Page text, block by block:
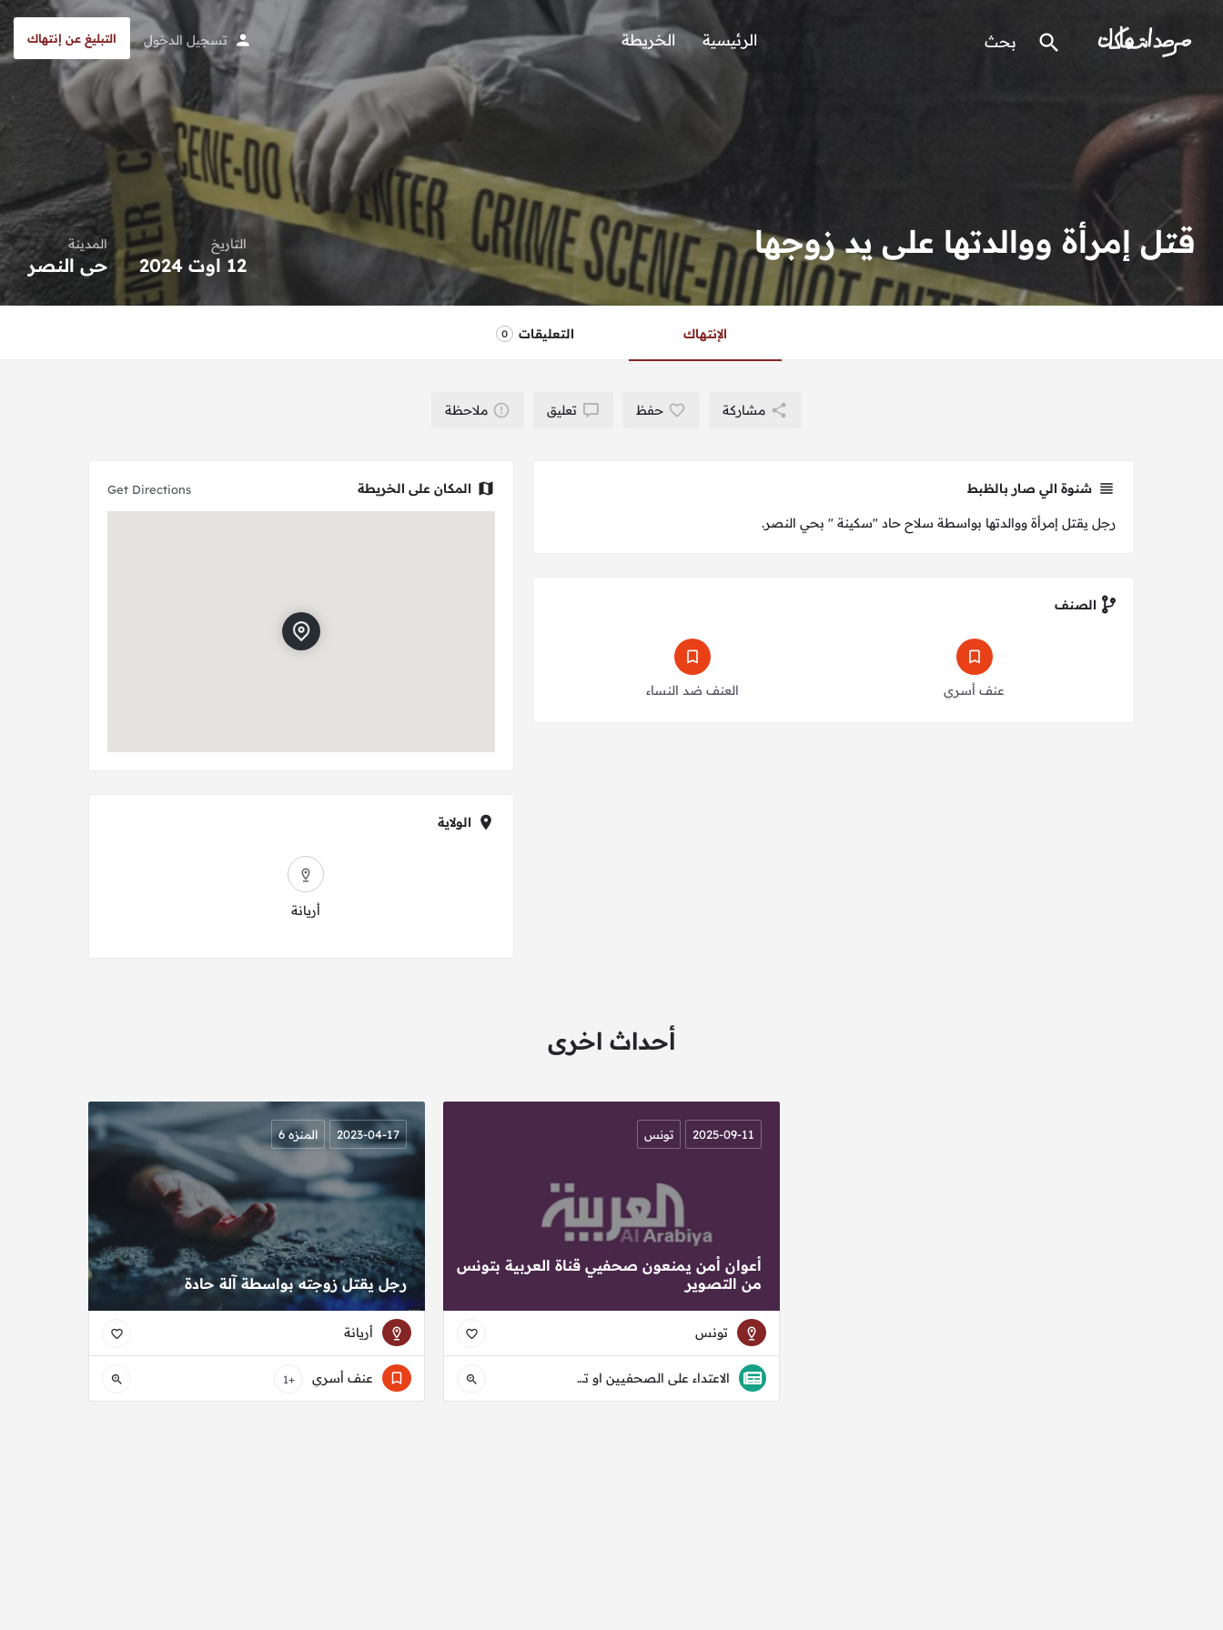
تسجيل الدخول التبليغ عن إنتهاك الرئيسية الخريطة
قتل إمرأة ووالدتها على يد زوجها التاريخ
12 اوت 2024
المدينة
حي النصر
الإنتهاك التعليقات 0
مشاركة حفظ تعليق ملاحظة
شنوة الي صار بالظبط
رجل يقتل إمرأة ووالدتها بواسطة سلاح حاد "سكينة " بحي النصر.
الصنف
عنف أسري العنف ضد النساء
المكان على الخريطة Get Directions
الولاية
أريانة
أحداث اخرى
أعوان أمن يمنعون صحفيي قناة العربية بتونس
من التصوير
2025-09-11 تونس
تونس
الاعتداء على الصحفيين او تعطيل مهامهم
رجل يقتل زوجته بواسطة آلة حادة
2023-04-17 المنزه 6
أريانة
عنف أسري +1